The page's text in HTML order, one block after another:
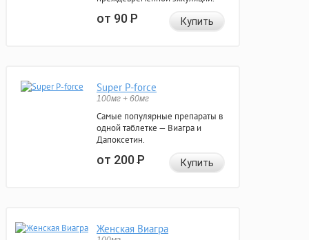
от 90Р Купить
Super P-force
100мг + 60мг
Самые популярные препараты в
одной таблетке — Виагра и
Дапоксетин.
от 200Р Купить
Женская Виагра